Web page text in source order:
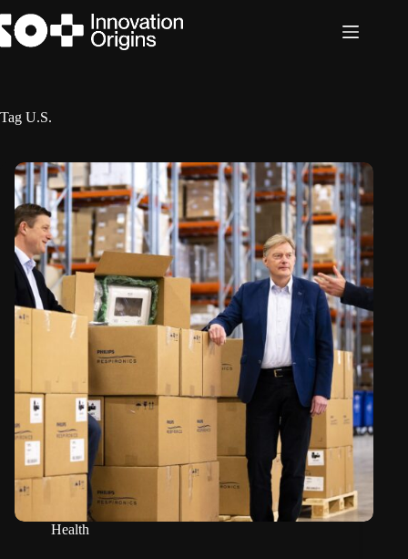
naar
de
Tag U.S.
Health